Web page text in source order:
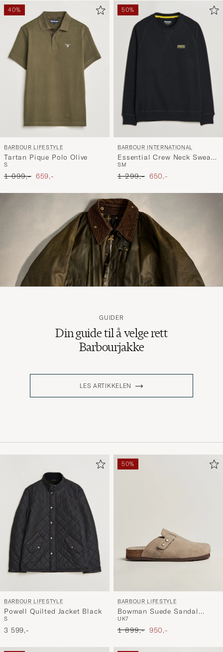
40%
BARBOUR LIFESTYLE
Tartan Pique Polo Olive
S
Ordinær pris
1 099,- Nedsatt pris
659,-
50%
BARBOUR INTERNATIONAL
Essential Crew Neck Sweat
Black
SM
Ordinær pris
1 299,- Nedsatt pris
650,-
BARBOUR LIFESTYLE
Powell Quilted Jacket Black
S
3 599,-
50%
BARBOUR LIFESTYLE
Bowman Suede Sandal
Taupe
UK7
Ordinær pris
1 899,- Nedsatt pris
950,-
GUIDER
Din guide til å velge rett
Barbourjakke
LES ARTIKKELEN